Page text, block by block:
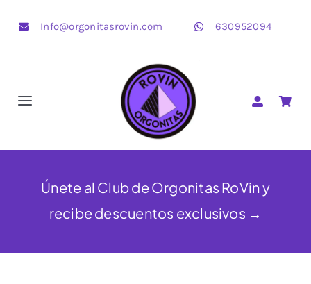
Info@orgonitasrovin.com 630952094
Toggle
Corazones
Únete al Club de Orgonitas RoVin y
recibe descuentos exclusivos →